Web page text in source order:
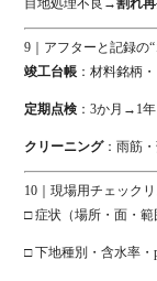
目地処理不良→割れ
9｜アフターと記録の
竣工台帳 ：材料銘柄
定期点検 ：3か月→1
クリーニング：雨筋
10｜現場用チェックリ
□ 症状（場所・面・範
□ 下地種別・含水率・